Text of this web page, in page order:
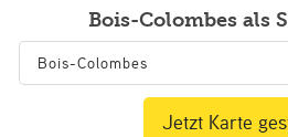
Bois-Colombes als
Jetzt Karte